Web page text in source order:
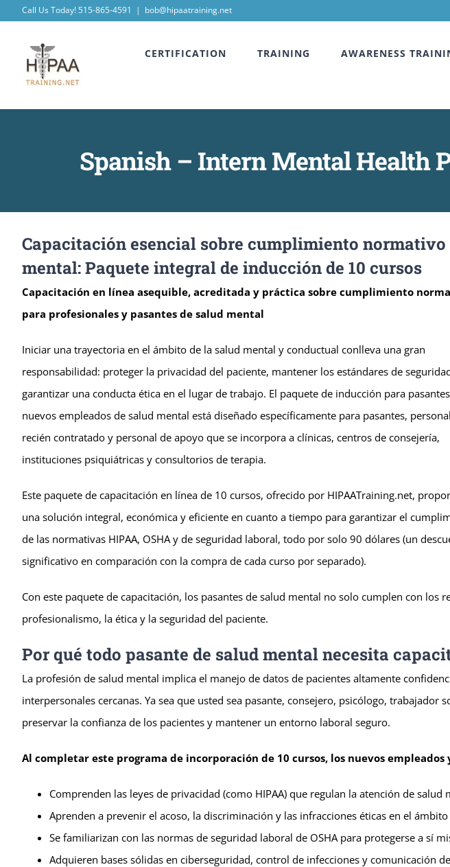
content
Call Us Today! 515-865-4591 | bob@hipaatraining.net
CERTIFICATION TRAINING AWARENESS
Spanish – Intern Mental Health
Capacitación esencial sobre cumplimiento
mental: Paquete integral de inducción de 10 cursos
Capacitación en línea asequible, acreditada y práctica sobre cumplimiento
para profesionales y pasantes de salud mental
Iniciar una trayectoria en el ámbito de la salud mental y conductual conlleva una gran
responsabilidad: proteger la privacidad del paciente, mantener los estándares de
garantizar una conducta ética en el lugar de trabajo. El paquete de inducción para
nuevos empleados de salud mental está diseñado específicamente para pasantes, personal
recién contratado y personal de apoyo que se incorpora a clínicas, centros de consejería,
instituciones psiquiátricas y consultorios de terapia.
Este paquete de capacitación en línea de 10 cursos, ofrecido por HIPAATraining.net,
una solución integral, económica y eficiente en cuanto a tiempo para garantizar el
de las normativas HIPAA, OSHA y de seguridad laboral, todo por solo 90 dólares (un
significativo en comparación con la compra de cada curso por separado).
Con este paquete de capacitación, los pasantes de salud mental no solo cumplen con
profesionalismo, la ética y la seguridad del paciente.
Por qué todo pasante de salud mental necesita
La profesión de salud mental implica el manejo de datos de pacientes altamente
interpersonales cercanas. Ya sea que usted sea pasante, consejero, psicólogo,
preservar la confianza de los pacientes y mantener un entorno laboral seguro.
Al completar este programa de incorporación de 10 cursos, los nuevos empleados
Comprenden las leyes de privacidad (como HIPAA) que regulan la atención de salud
Aprenden a prevenir el acoso, la discriminación y las infracciones éticas en el
Se familiarizan con las normas de seguridad laboral de OSHA para protegerse a sí
Adquieren bases sólidas en ciberseguridad, control de infecciones y comunicación